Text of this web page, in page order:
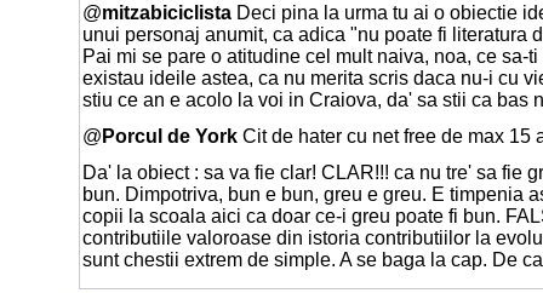
@mitzabiciclista Deci pina la urma tu ai o obiectie
unui personaj anumit, ca adica "nu poate fi literatura
Pai mi se pare o atitudine cel mult naiva, noa, ce sa-
existau ideile astea, ca nu merita scris daca nu-i cu
stiu ce an e acolo la voi in Craiova, da' sa stii ca bas
@ Porcul de York Cit de hater cu net free de max 15
Da' la obiect : sa va fie clar! CLAR!!! ca nu tre' sa fie
bun. Dimpotriva, bun e bun, greu e greu. E timpenia
copii la scoala aici ca doar ce-i greu poate fi bun.
contributiile valoroase din istoria contributiilor la
sunt chestii extrem de simple. A se baga la cap. De